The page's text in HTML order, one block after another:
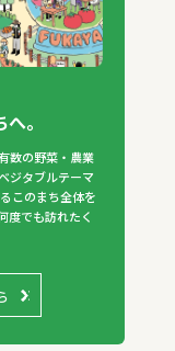
。
数の野菜・農業
ジタブルテーマ
このまち全体を
度でも訪れたく